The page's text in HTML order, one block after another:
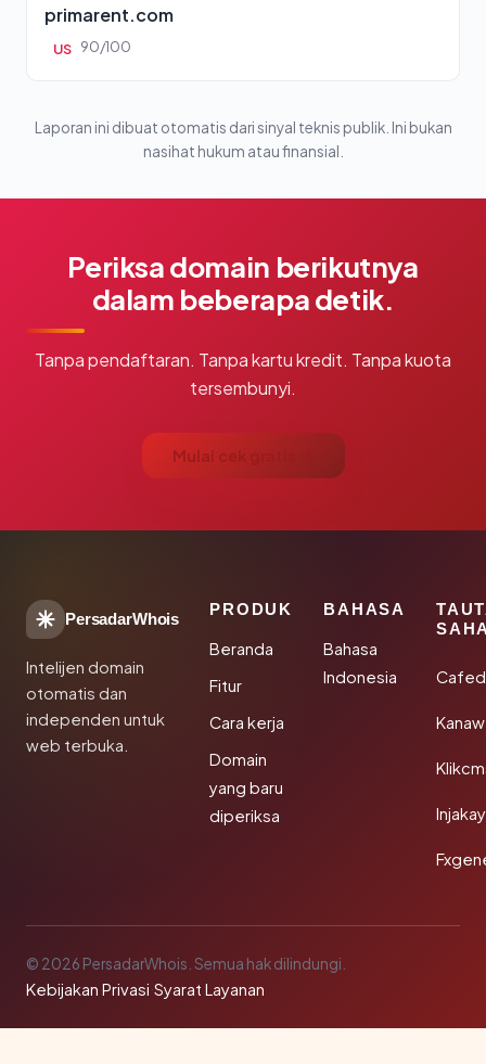
primarent.com
US 90/100
Laporan ini dibuat otomatis dari sinyal teknis publik. Ini bukan
nasihat hukum atau finansial.
Periksa domain berikutnya
dalam beberapa detik.
Tanpa pendaftaran. Tanpa kartu kredit. Tanpa kuota
tersembunyi.
Mulai cek gratis →
PersadarWhois
Intelijen domain
otomatis dan
independen untuk
web terbuka.
PRODUK
Beranda
Fitur
Cara kerja
Domain
yang baru
diperiksa
BAHASA
Bahasa
Indonesia
© 2026 PersadarWhois. Semua hak dilindungi.
Kebijakan Privasi·Syarat Layanan